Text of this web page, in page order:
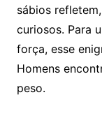
sábios
curiosos. Para
força, esse
Homens
peso.